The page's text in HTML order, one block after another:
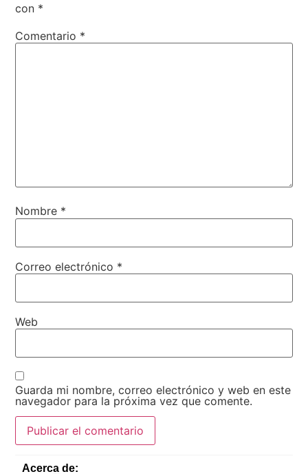
con *
Comentario *
Nombre *
Correo electrónico *
Web
Guarda mi nombre, correo electrónico y web en este
navegador para la próxima vez que comente.
Acerca de: